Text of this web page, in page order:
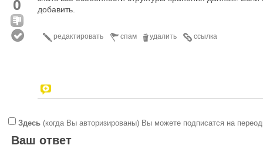
0
добавить.
ссылка
удалить
спам
редактировать
Здесь (когда Вы авторизированы) Вы можете подписатся на
Ваш ответ